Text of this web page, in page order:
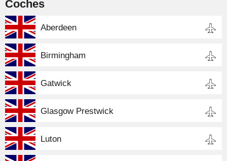
Coches
Aberdeen
Birmingham
Gatwick
Glasgow Prestwick
Luton